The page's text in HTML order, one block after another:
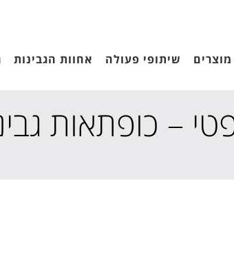
שיתופי פעולה אחוות הגבינות
– כופתאות